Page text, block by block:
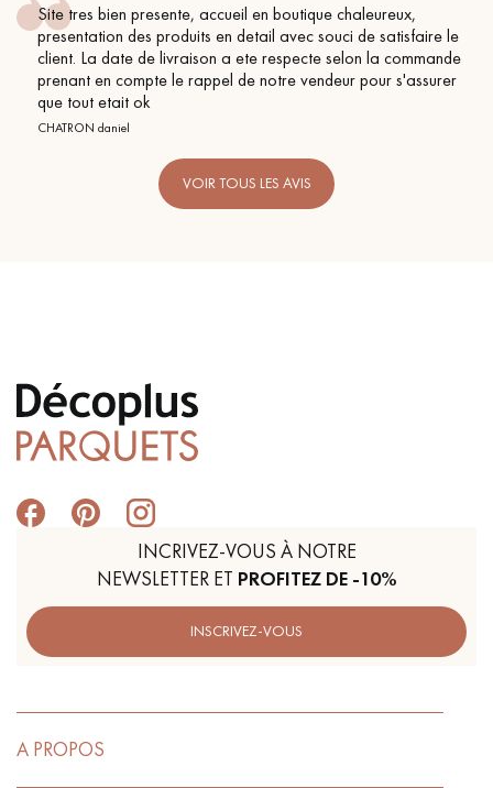
chaleureux,
de satisfaire le
la commande
pour s'assurer
Conseil parfait, échanges fluides. Je
BEILE FRANCK
VOIR TOUS LES AVIS
INCRIVEZ-VOUS À NOTRE
NEWSLETTER ET PROFITEZ DE -10%
INSCRIVEZ-VOUS
A PROPOS